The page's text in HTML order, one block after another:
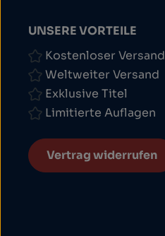
UNSERE VORTEILE
Kostenloser
Weltweiter Versand
Exklusive Titel
Limitierte Auflagen
Vertrag widerrufen